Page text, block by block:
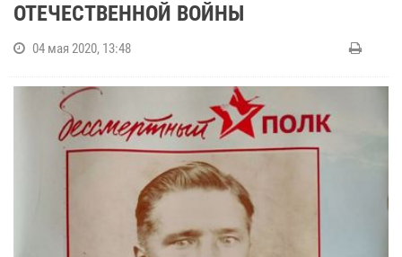
ОТЕЧЕСТВЕННОЙ ВОЙНЫ
04 мая 2020, 13:48